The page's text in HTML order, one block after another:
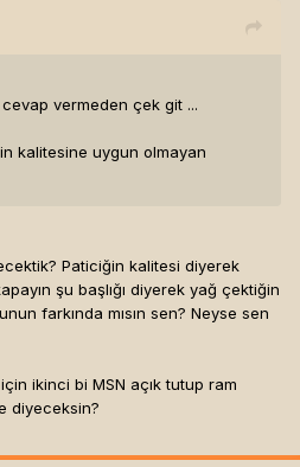
vermeden çek git ...
kalitesine uygun olmayan
Paticiğin kalitesi diyerek
şu başlığı diyerek yağ çektiğin
farkında mısın sen? Neyse sen
ikinci bi MSN açık tutup ram
diyeceksin?